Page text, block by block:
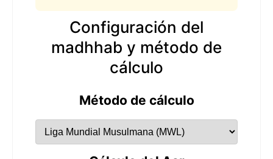
Configuración del
madhhab y método de
cálculo
Método de cálculo